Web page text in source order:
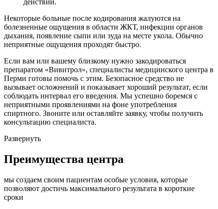
действий.
Некоторые больные после кодирования жалуются на
болезненные ощущения в области ЖКТ, инфекции органов
дыхания, появление сыпи или зуда на месте укола. Обычно
неприятные ощущения проходят быстро.
Если вам или вашему близкому нужно закодироваться
препаратом «Вивитрол», специалисты медицинского центра в
Перми готовы помочь с этим. Безопасное средство не
вызывает осложнений и показывает хороший результат, если
соблюдать интервал его введения. Мы успешно боремся с
неприятными проявлениями на фоне употребления
спиртного. Звоните или оставляйте заявку, чтобы получить
консультацию специалиста.
Развернуть
Преимущества центра
мы создаем своим пациентам особые условия, которые
позволяют достичь максимального результата в короткие
сроки